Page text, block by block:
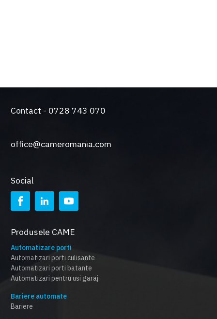
Contact - 0728 743 070
office@cameromania.com
Social
Produsele CAME
Automatizare porti
Automatizari porti culisante
Automatizari porti batante
Automatizari pentru usi garaj
Bariere automate
Bariere